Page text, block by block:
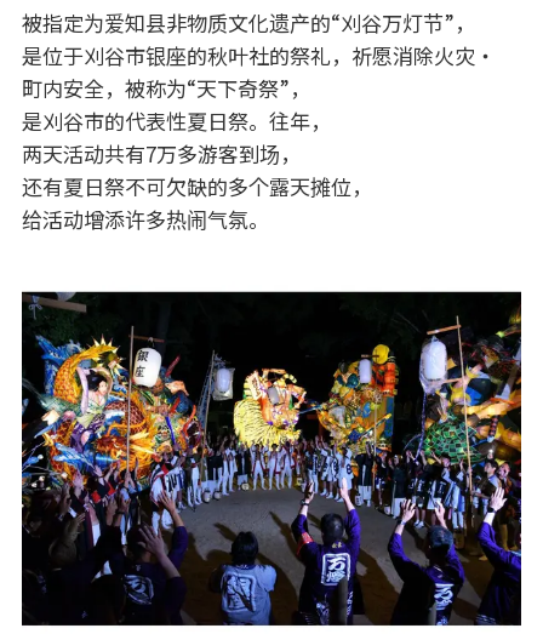
被指定为爱知县非物质文化遗产的“刈谷万灯节”，
是位于刈谷市银座的秋叶社的祭礼，祈愿消除火灾・
町内安全，被称为“天下奇祭”，
是刈谷市的代表性夏日祭。往年，
两天活动共有7万多游客到场，
还有夏日祭不可欠缺的多个露天摊位，
给活动增添许多热闹气氛。